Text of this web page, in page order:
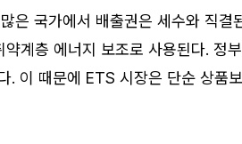
은 국가에서 배출권은 세수와 직결
계층 에너지 보조로 사용된다. 정
. 이 때문에 ETS 시장은 단순 상품